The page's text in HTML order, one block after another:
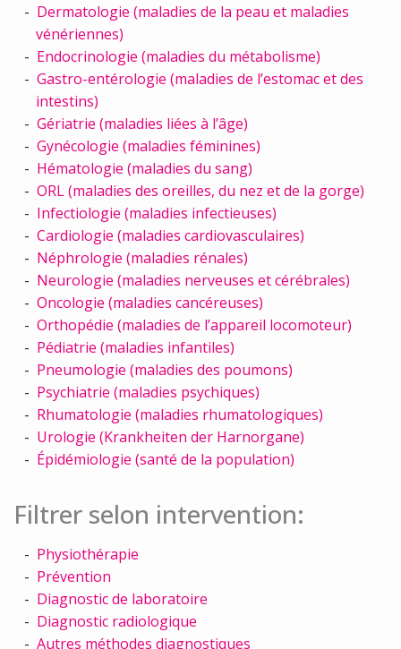
Dermatologie (maladies de la peau et maladies
vénériennes)
Endocrinologie (maladies du métabolisme)
Gastro-entérologie (maladies de l’estomac et des
intestins)
Gériatrie (maladies liées à l’âge)
Gynécologie (maladies féminines)
Hématologie (maladies du sang)
ORL (maladies des oreilles, du nez et de la gorge)
Infectiologie (maladies infectieuses)
Cardiologie (maladies cardiovasculaires)
Néphrologie (maladies rénales)
Neurologie (maladies nerveuses et cérébrales)
Oncologie (maladies cancéreuses)
Orthopédie (maladies de l’appareil locomoteur)
Pédiatrie (maladies infantiles)
Pneumologie (maladies des poumons)
Psychiatrie (maladies psychiques)
Rhumatologie (maladies rhumatologiques)
Urologie (Krankheiten der Harnorgane)
Épidémiologie (santé de la population)
Filtrer selon intervention:
Physiothérapie
Prévention
Diagnostic de laboratoire
Diagnostic radiologique
Autres méthodes diagnostiques